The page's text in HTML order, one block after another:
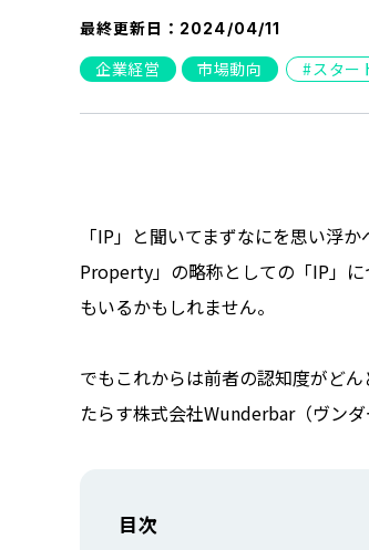
最終更新日： 2024/04/11
企業経営 市場動向 スター
「IP」と聞いてまずなにを思い浮
Property」の略称としての「IP」
もいるかもしれません。
でもこれからは前者の認知度がど
たらす株式会社Wunderbar（ヴン
目次